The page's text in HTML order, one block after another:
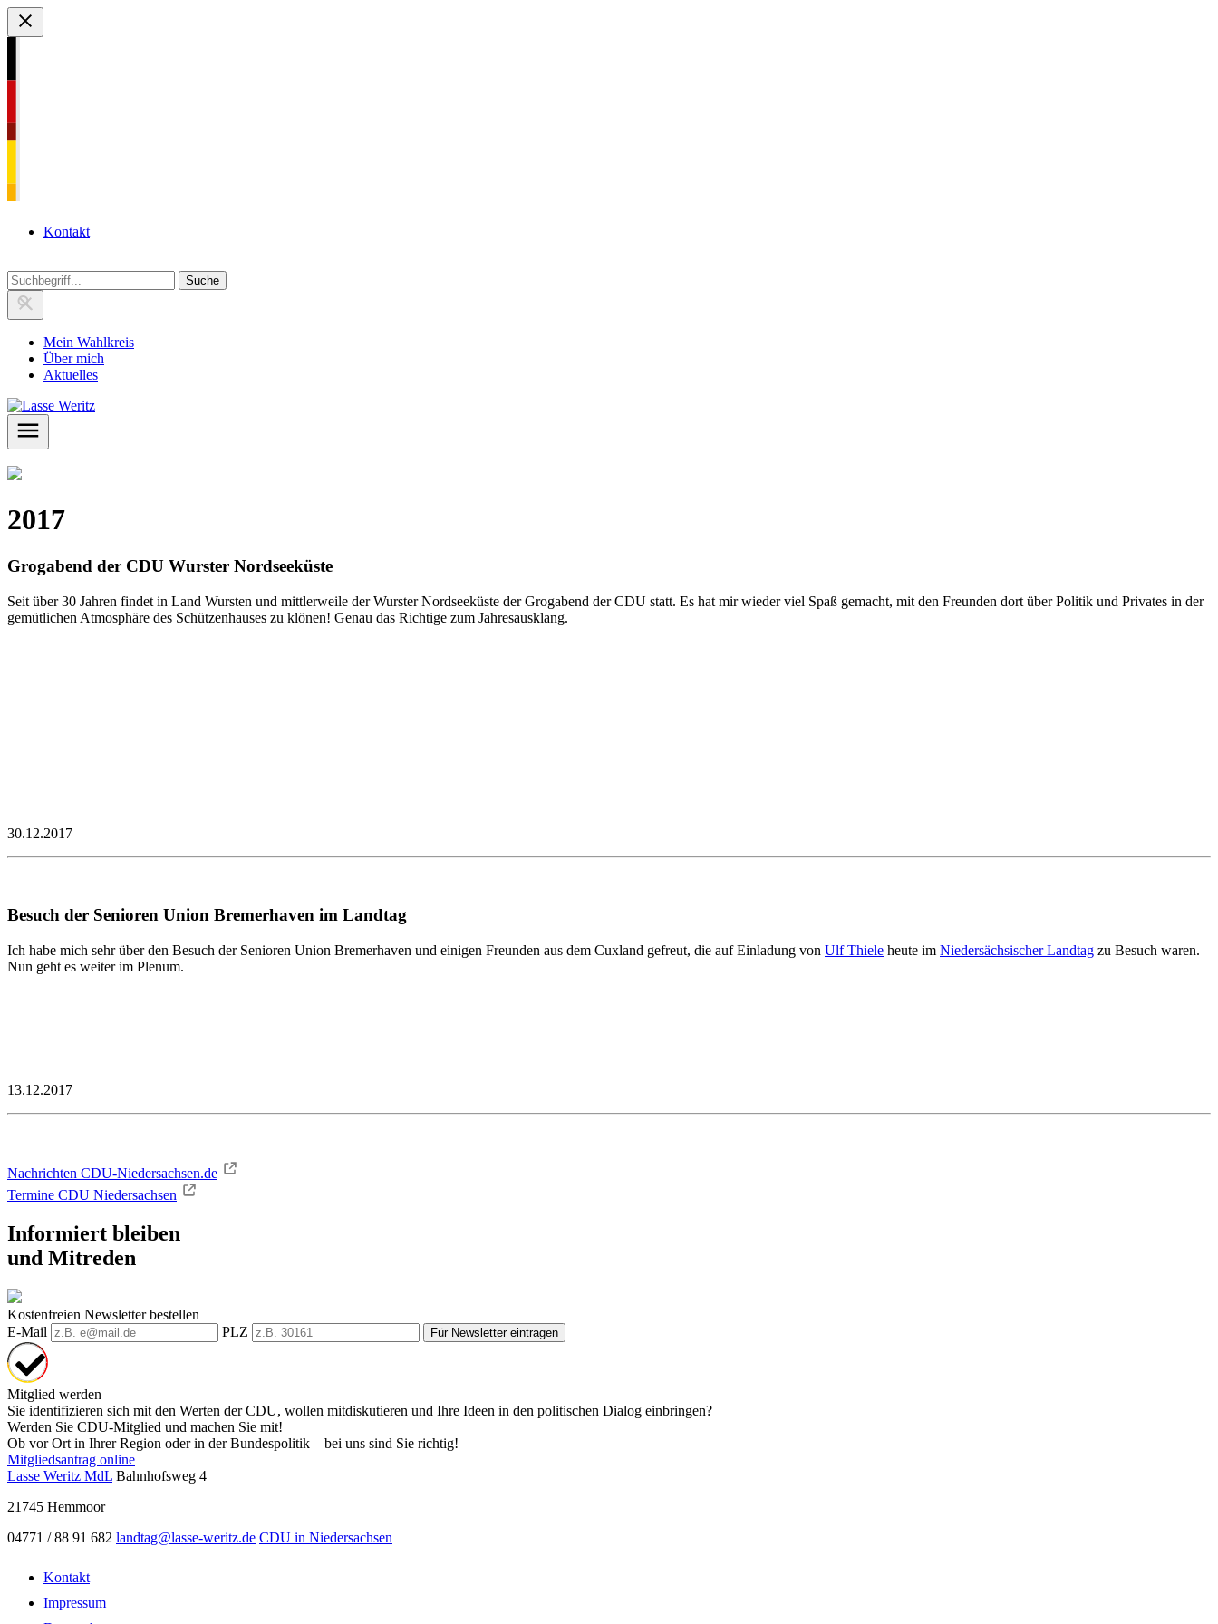
Zu
den
Kontakt
Mein Wahlkreis
Über mich
Aktuelles
2017
Grogabend der CDU Wurster Nordseeküste
Seit über 30 Jahren findet in Land Wursten und mittlerweile der Wurster Nordseeküste der Grogabend der CDU statt. Es hat mir wieder viel Spaß gemacht, mit den Freunden dort über Politik und Privates in der
gemütlichen Atmosphäre des Schützenhauses zu klönen! Genau das Richtige zum Jahresausklang.
30.12.2017
Besuch der Senioren Union Bremerhaven im Landtag
Ich habe mich sehr über den Besuch der Senioren Union Bremerhaven und einigen Freunden aus dem Cuxland gefreut, die auf Einladung von Ulf Thiele heute im Niedersächsischer Landtag zu Besuch waren.
Nun geht es weiter im Plenum.
13.12.2017
Nachrichten CDU-Niedersachsen.de
Termine CDU Niedersachsen
Informiert bleiben
und Mitreden
Kostenfreien Newsletter bestellen
E-Mail
PLZ Für Newsletter eintragen
Mitglied werden
Sie identifizieren sich mit den Werten der CDU, wollen mitdiskutieren und Ihre Ideen in den politischen Dialog einbringen?
Werden Sie CDU-Mitglied und machen Sie mit!
Ob vor Ort in Ihrer Region oder in der Bundespolitik – bei uns sind Sie richtig!
Mitgliedsantrag online
Lasse Weritz MdL Bahnhofsweg 4
21745 Hemmoor
04771 / 88 91 682 landtag@lasse-weritz.de CDU in Niedersachsen
Kontakt
Impressum